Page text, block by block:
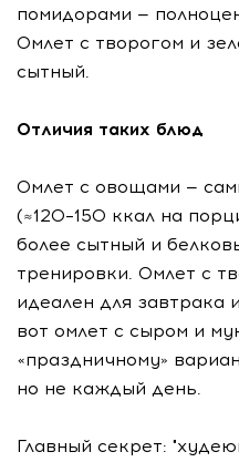
помидорами —
Омлет с творогом и
сытный.
Отличия таких блюд
Омлет с овощами —
(≈120–150 ккал на
более сытный и
тренировки. Омлет с
идеален для завтрака
вот омлет с сыром и
«праздничному»
но не каждый день.
Главный секрет: